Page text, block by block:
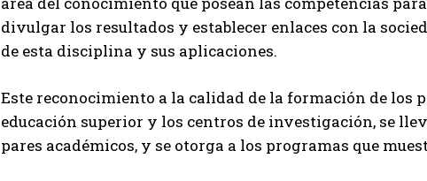
divulgar los resultados y establecer enlaces con la
de esta disciplina y sus aplicaciones.
Este reconocimiento a la calidad de la formación de los
educación superior y los centros de investigación, se
pares académicos, y se otorga a los programas que